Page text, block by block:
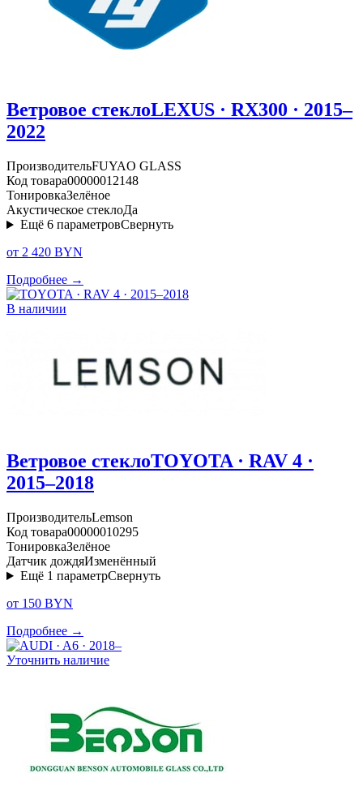
Ветровое стеклоLEXUS · RX300 · 2015–
2022
ПроизводительFUYAO GLASS
Код товара00000012148
ТонировкаЗелёное
Акустическое стеклоДа
Ещё 6 параметровСвернуть
от 2 420 BYN
Подробнее →
В наличии
Ветровое стеклоTOYOTA · RAV 4 ·
2015–2018
ПроизводительLemson
Код товара00000010295
ТонировкаЗелёное
Датчик дождяИзменённый
Ещё 1 параметрСвернуть
от 150 BYN
Подробнее →
Уточнить наличие